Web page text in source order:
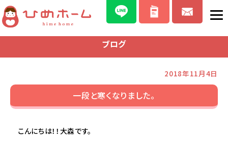
ブログ
2018年11月4日
一段と寒くなりました。
こんにちは！！大森です。